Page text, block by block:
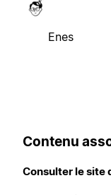
Enes
Contenu
Consulter le site